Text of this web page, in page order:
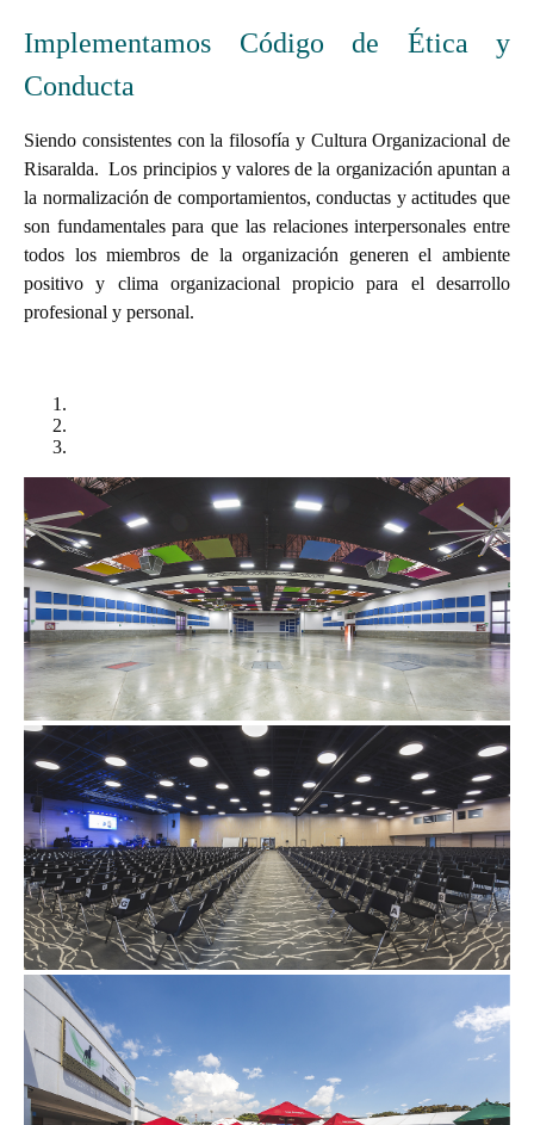
Implementamos Código de Ética y
Conducta
Siendo consistentes con la filosofía y Cultura Organizacional de
Risaralda. Los principios y valores de la organización apuntan a
la normalización de comportamientos, conductas y actitudes que
son fundamentales para que las relaciones interpersonales entre
todos los miembros de la organización generen el ambiente
positivo y clima organizacional propicio para el desarrollo
profesional y personal.
PRINCIPIOS Y